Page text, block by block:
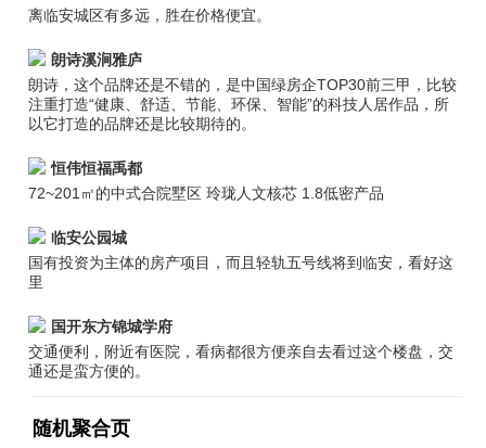
离临安城区有多远，胜在价格便宜。
朗诗溪涧雅庐
朗诗，这个品牌还是不错的，是中国绿房企TOP30前三甲，比较
注重打造“健康、舒适、节能、环保、智能”的科技人居作品，所
以它打造的品牌还是比较期待的。
恒伟恒福禹都
72~201㎡的中式合院墅区 玲珑人文核芯 1.8低密产品
临安公园城
国有投资为主体的房产项目，而且轻轨五号线将到临安，看好这
里
国开东方锦城学府
交通便利，附近有医院，看病都很方便亲自去看过这个楼盘，交
通还是蛮方便的。
随机聚合页